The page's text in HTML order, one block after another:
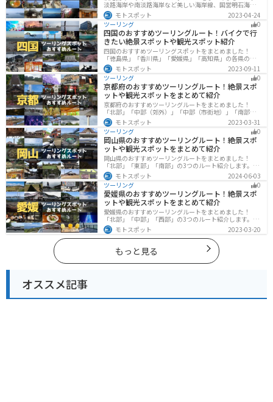
淡路海岸や南淡路海岸など美しい海岸線、国営明石海峡
公園や淡路夢舞台など、自然とアートが融合した施設も
多数あります。バイクで淡路島にツーリングに行く際は
参考にしてください。
モトスポット
2023-04-24
ツーリング
0
四国のおすすめツーリングルート！バイクで行
きたい絶景スポットや観光スポット紹介
四国のおすすめツーリングスポットをまとめました！
「徳島県」「香川県」「愛媛県」「高知県」の各県の観
光地紹介します。自然豊かな山々や湖、温泉地が点在
し、四季折々の景色を楽しめるスポットが多数ありま
す。バイクで四国にツーリングに行く際は参考にしてく
ださい。
モトスポット
2023-09-11
ツーリング
0
京都府のおすすめツーリングルート！絶景スポ
ットや観光スポットをまとめて紹介
京都府のおすすめツーリングルートをまとめました！
「北部」「中部（郊外）」「中部（市街地）」「南部」
の4つのルート紹介します。古い町並みや神社仏閣、自然
に囲まれた風光明媚なスポットが数多く存在し、様々な
楽しみ方ができます。バイクで京都府にツーリングに行
く際は参考にしてください。
モトスポット
2023-03-31
ツーリング
0
岡山県のおすすめツーリングルート！絶景スポ
ットや観光スポットをまとめて紹介
岡山県のおすすめツーリングルートをまとめました！
「北部」「東部」「南部」の3つのルート紹介します。岡
山市や倉敷市など、歴史ある街並みも魅力的で、バイク
ツーリングに最適なスポットが多数あります。バイクで
岡山県にツーリングに行く際は参考にしてください。
モトスポット
2024-06-03
ツーリング
0
愛媛県のおすすめツーリングルート！絶景スポ
ットや観光スポットをまとめて紹介
愛媛県のおすすめツーリングルートをまとめました！
「北部」「中部」「西部」の3つのルート紹介します。山
や海といった自然だけでなく、気軽に渡れる島もあり
様々な楽しみ方ができます。バイクで愛媛県にツーリン
グに行く際は参考にしてください。
モトスポット 2023-03-20
もっと見る
オススメ記事